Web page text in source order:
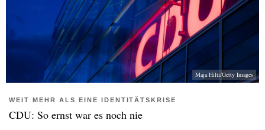
Maja Hilti/Getty Images
WEIT MEHR ALS EINE IDENTITÄTSKRISE
CDU: So ernst war es noch nie